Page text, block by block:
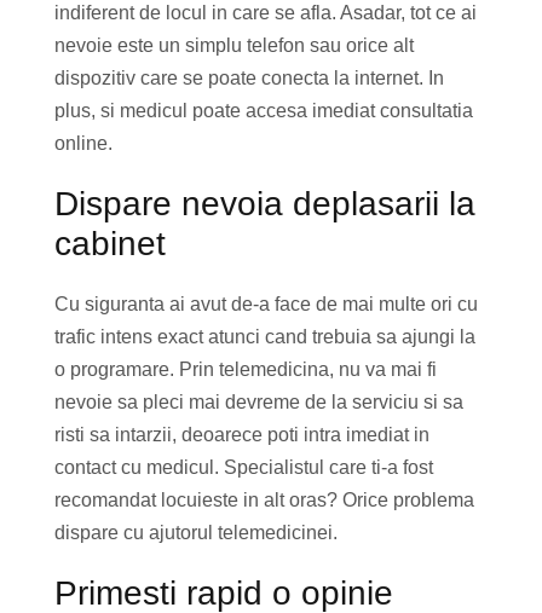
indiferent de locul in care se afla. Asadar, tot ce ai
nevoie este un simplu telefon sau orice alt
dispozitiv care se poate conecta la internet. In
plus, si medicul poate accesa imediat consultatia
online.
Dispare nevoia deplasarii la
cabinet
Cu siguranta ai avut de-a face de mai multe ori cu
trafic intens exact atunci cand trebuia sa ajungi la
o programare. Prin telemedicina, nu va mai fi
nevoie sa pleci mai devreme de la serviciu si sa
risti sa intarzii, deoarece poti intra imediat in
contact cu medicul. Specialistul care ti-a fost
recomandat locuieste in alt oras? Orice problema
dispare cu ajutorul telemedicinei.
Primesti rapid o opinie